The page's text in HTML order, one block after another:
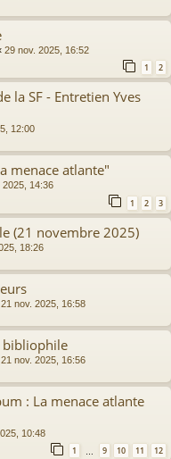
29 nov. 2025, 16:52
1 2
la SF - Entretien Yves
12:00
menace atlante"
2025, 14:36
1 2 3
(21 novembre 2025)
18:26
21 nov. 2025, 16:58
bibliophile
21 nov. 2025, 16:56
: La menace atlante
10:48
1 9 10 11 12